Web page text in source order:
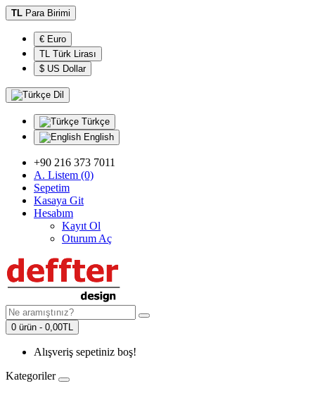
TL Para Birimi
€ Euro
TL Türk Lirası
$ US Dollar
Dil
Türkçe
English
+90 216 373 7011
A. Listem (0)
Sepetim
Kasaya Git
Hesabım
Kayıt Ol
Oturum Aç
0 ürün - 0,00TL
Alışveriş sepetiniz boş!
Kategoriler